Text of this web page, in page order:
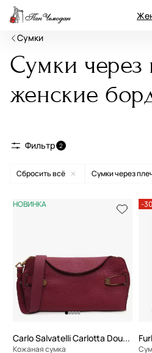
Сумки
Сумки через
женские
Фильтр 2
Сбросить всё Сумки через
НОВИНКА
Carlo Salvatelli Carlotta Double
Кожаная сумка
-